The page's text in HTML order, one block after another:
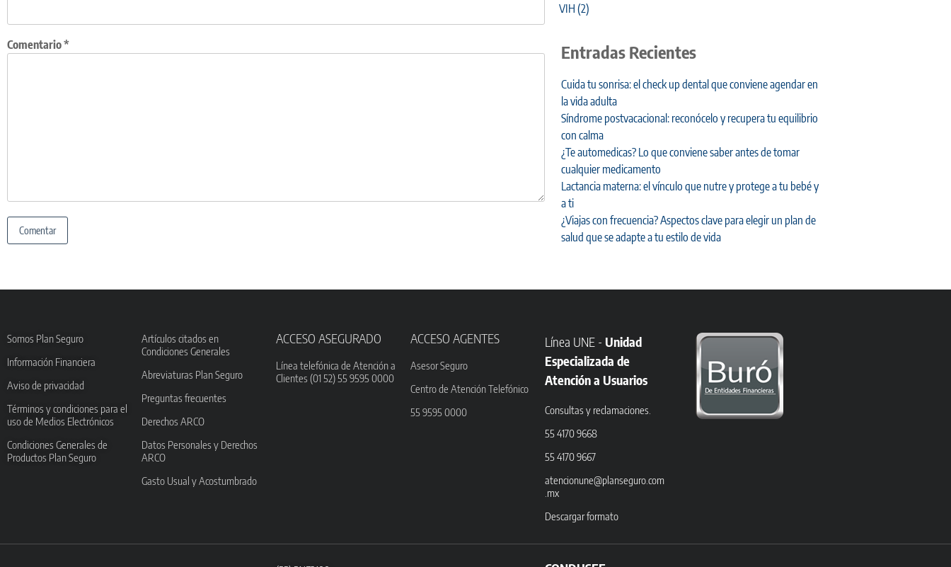
Comentario*
VIH (2)
Entradas Recientes
Cuida tu sonrisa: el check up dental que conviene agendar en
la vida adulta
Síndrome postvacacional: reconócelo y recupera tu equilibrio
con calma
¿Te automedicas? Lo que conviene saber antes de tomar
cualquier medicamento
Lactancia materna: el vínculo que nutre y protege a tu bebé y
a ti
¿Viajas con frecuencia? Aspectos clave para elegir un plan de
salud que se adapte a tu estilo de vida
Somos Plan Seguro
Información Financiera
Aviso de privacidad
Términos y condiciones para el
uso de Medios Electrónicos
Condiciones Generales de
Productos Plan Seguro
Artículos citados en
Condiciones Generales
Abreviaturas Plan Seguro
Preguntas frecuentes
Derechos ARCO
Datos Personales y Derechos
ARCO
Gasto Usual y Acostumbrado
ACCESO ASEGURADO
Línea telefónica de Atención a
Clientes (01 52) 55 9595 0000
ACCESO AGENTES
Asesor Seguro
Centro de Atención Telefónico
55 9595 0000
Línea UNE - Unidad
Especializada de
Atención a Usuarios
Consultas y reclamaciones.
55 4170 9668
55 4170 9667
atencionune@planseguro.com
.mx
Descargar formato